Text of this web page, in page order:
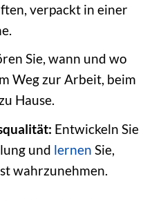
verpackt in einer
Sie, wann und wo
Weg zur Arbeit, beim
Hause.
Entwickeln Sie
und lernen Sie,
wahrzunehmen.